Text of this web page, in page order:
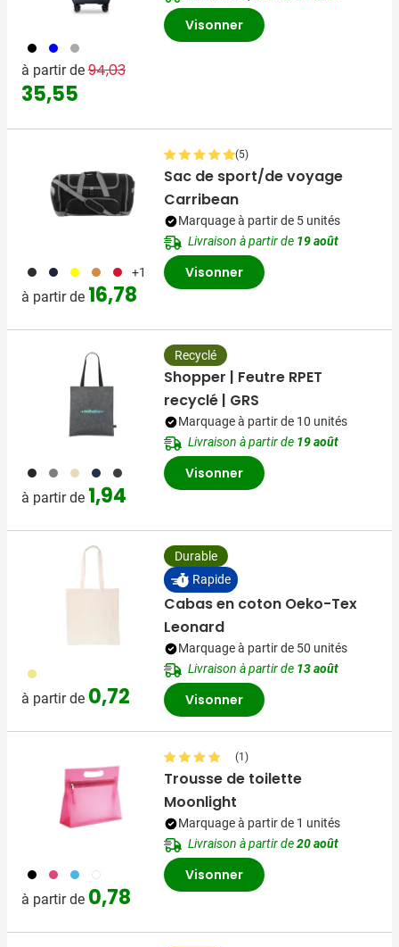
001 005 491
à partir de Prix normal
94,03
35,55
Visonner
001 005 006 007 008 +1
à partir de 16,78
(5)
Sac de sport/de voyage
Carribean
Marquage à partir de 5 unités
Livraison à partir de 19 août
Visonner
001 003 357 307 491
à partir de 1,94
Recyclé
Shopper | Feutre RPET
recyclé | GRS
Marquage à partir de 10 unités
Livraison à partir de 19 août
Visonner
013
à partir de 0,72
Durable
Rapide
Cabas en coton Oeko-Tex
Leonard
Marquage à partir de 50 unités
Livraison à partir de 13 août
Visonner
001 046 005 021
à partir de 0,78
(1)
Trousse de toilette
Moonlight
Marquage à partir de 1 unités
Livraison à partir de20 août
Visonner